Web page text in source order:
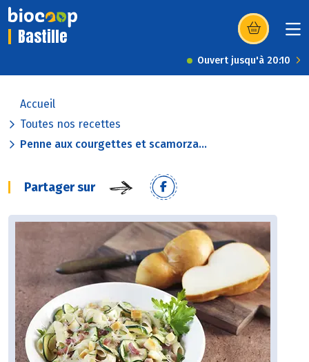
Bastille (s’ouvre dans
Ouvert jusqu'à 20:10
Accueil
Toutes nos recettes
Penne aux courgettes et scamorza...
Partager sur